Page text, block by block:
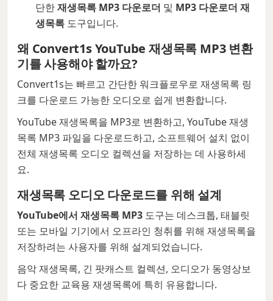
단한재생목록 MP3 다운로더 및 MP3 다운로더 재
생목록 도구입니다.
왜 Convert1s YouTube 재생목록 MP3 변환
기를 사용해야 할까요?
Convert1s는 빠르고 간단한 워크플로우로 재생목록 링
크를 다운로드 가능한 오디오로 쉽게 변환합니다.
YouTube 재생목록을 MP3로 변환하고, YouTube 재생
목록 MP3 파일을 다운로드하고, 소프트웨어 설치 없이
전체 재생목록 오디오 컬렉션을 저장하는 데 사용하세
요.
재생목록 오디오 다운로드를 위해 설계
YouTube에서 재생목록 MP3 도구는 데스크톱, 태블릿
또는 모바일 기기에서 오프라인 청취를 위해 재생목록을
저장하려는 사용자를 위해 설계되었습니다.
음악 재생목록, 긴 팟캐스트 컬렉션, 오디오가 동영상보
다 중요한 교육용 재생목록에 특히 유용합니다.